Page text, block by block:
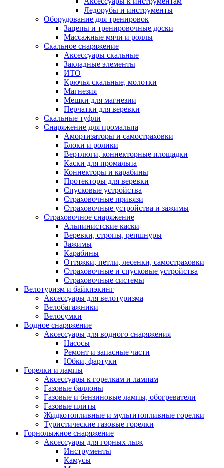
Ледорубы и инструменты
Оборудование для тренировок
Зацепы и тренировочные доски
Массажные мячи и роллы
Скальное снаряжение
Аксессуары скальные
Закладные элементы
ИТО
Крючья скальные, молотки
Магнезия
Мешки для магнезии
Перчатки для веревки
Скальные туфли
Снаряжение для промальпа
Амортизаторы и самостраховки
Блоки и ролики
Вертлюги, коннекторные площадки
Каски для промальпа
Коннекторы и карабины
Протекторы для веревки
Спусковые устройства
Страховочные привязи
Страховочные устройства и зажимы
Страховочное снаряжение
Альпинистские каски
Веревки, стропы, репшнуры
Зажимы
Карабины
Оттяжки, петли, лесенки, самостраховки
Страховочные и спусковые устройства
Страховочные системы
Велотуризм и байкпэкинг
Аксессуары для велотуризма
Велобагажники
Велосумки
Водное снаряжение
Аксессуары для водного снаряжения
Насосы
Ремонт и запасные части
Юбки, фартуки
Горелки и лампы
Аксессуары к горелкам и лампам
Газовые баллоны
Газовые и бензиновые лампы, обогреватели
Газовые плиты
Жидкотопливные и мультитопливные горелки
Туристические газовые горелки
Горнолыжное снаряжение
Аксессуары для горных лыж
Инструменты
Камусы